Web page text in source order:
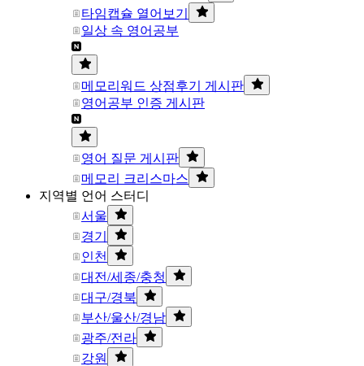
타임캡슐 열어보기
일상 속 영어공부
메모리워드 상점후기 게시판
영어공부 인증 게시판
영어 질문 게시판
메모리 크리스마스
지역별 언어 스터디
서울
경기
인천
대전/세종/충청
대구/경북
부산/울산/경남
광주/전라
강원